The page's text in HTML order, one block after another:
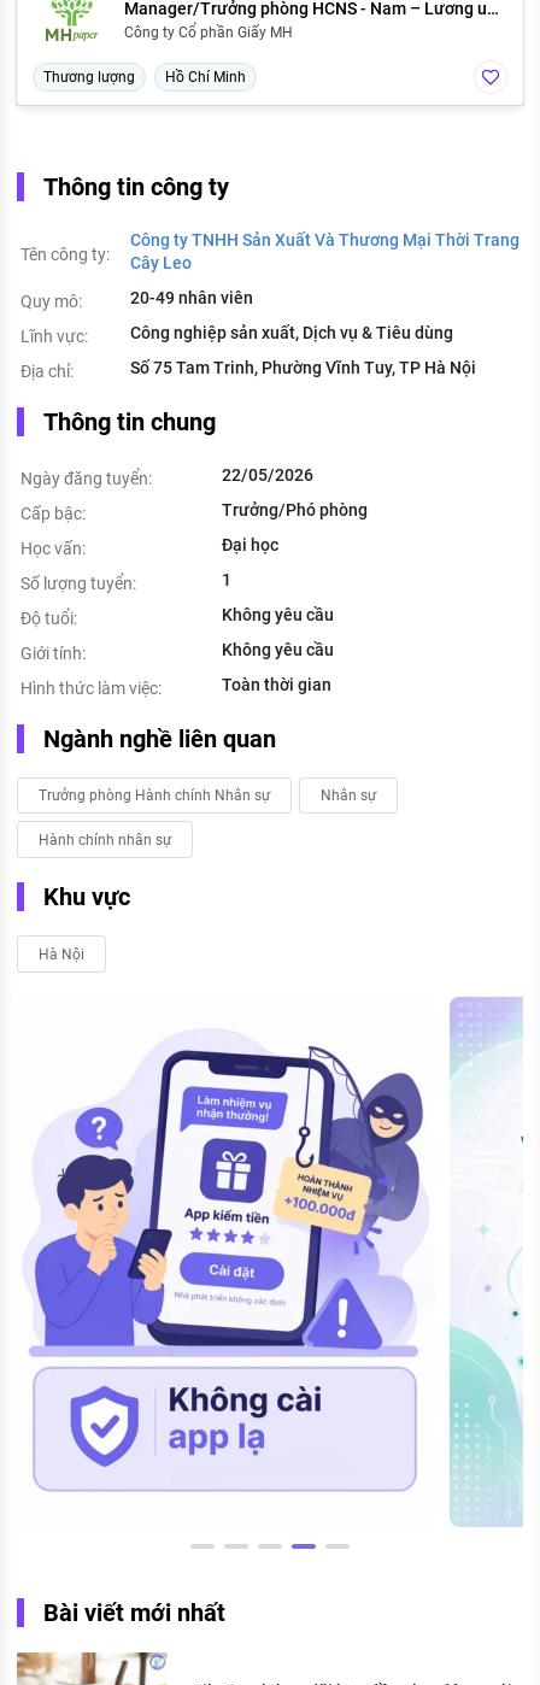
Manager/Trưởng phòng HCNS - Nam – Lương up
to 30 triệu - Bình Tân
Công ty Cổ phần Giấy MH
Thương lượng Hồ Chí Minh
Thông tin công ty
Tên công ty:
Công ty TNHH Sản Xuất Và Thương Mại Thời Trang
Cây Leo
Quy mô:
20-49 nhân viên
Lĩnh vực:
Công nghiệp sản xuất, Dịch vụ & Tiêu dùng
Địa chỉ:
Số 75 Tam Trinh, Phường Vĩnh Tuy, TP Hà Nội
Thông tin chung
Ngày đăng tuyển:
22/05/2026
Cấp bậc:
Trưởng/Phó phòng
Học vấn:
Đại học
Số lượng tuyển:
1
Độ tuổi:
Không yêu cầu
Giới tính:
Không yêu cầu
Hình thức làm việc:
Toàn thời gian
Ngành nghề liên quan
Trưởng phòng Hành chính Nhân sự Nhân sự
Hành chính nhân sự
Khu vực
Hà Nội
Bài viết mới nhất